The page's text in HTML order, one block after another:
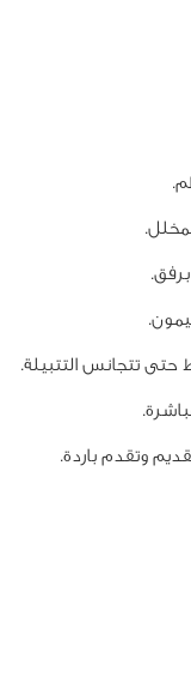
حتى تتجانس التتبيلة.
وتقدم باردة.